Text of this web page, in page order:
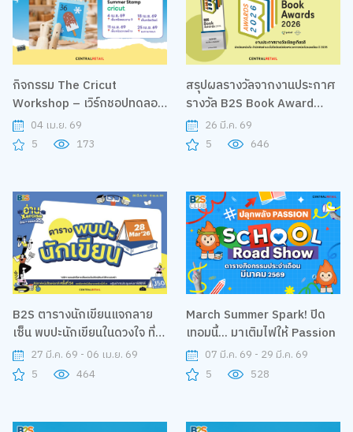
กิจกรรม The Cricut
Workshop – เวิร์กชอปทดลอง
ใช้งานโปรแกรมและเครื่อง By
Cricut
04 เม.ย. 69
5
173
สรุปผลรางวัลจากงานประกาศ
รางวัล B2S Book Award
202626 มี.ค. 69
5
646
B2S ตารางนักเขียนแจกลาย
เซ็น พบปะนักเขียนในดวงใจ ที่
บูท 5027 มี.ค. 69 - 06 เม.ย. 69
5
464
March Summer Spark! ปิด
เทอมนี้... มาเติมไฟให้ Passion
07 มี.ค. 69 - 29 มี.ค. 69
5
528